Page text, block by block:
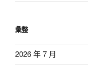
彙整
2026 年 7 月